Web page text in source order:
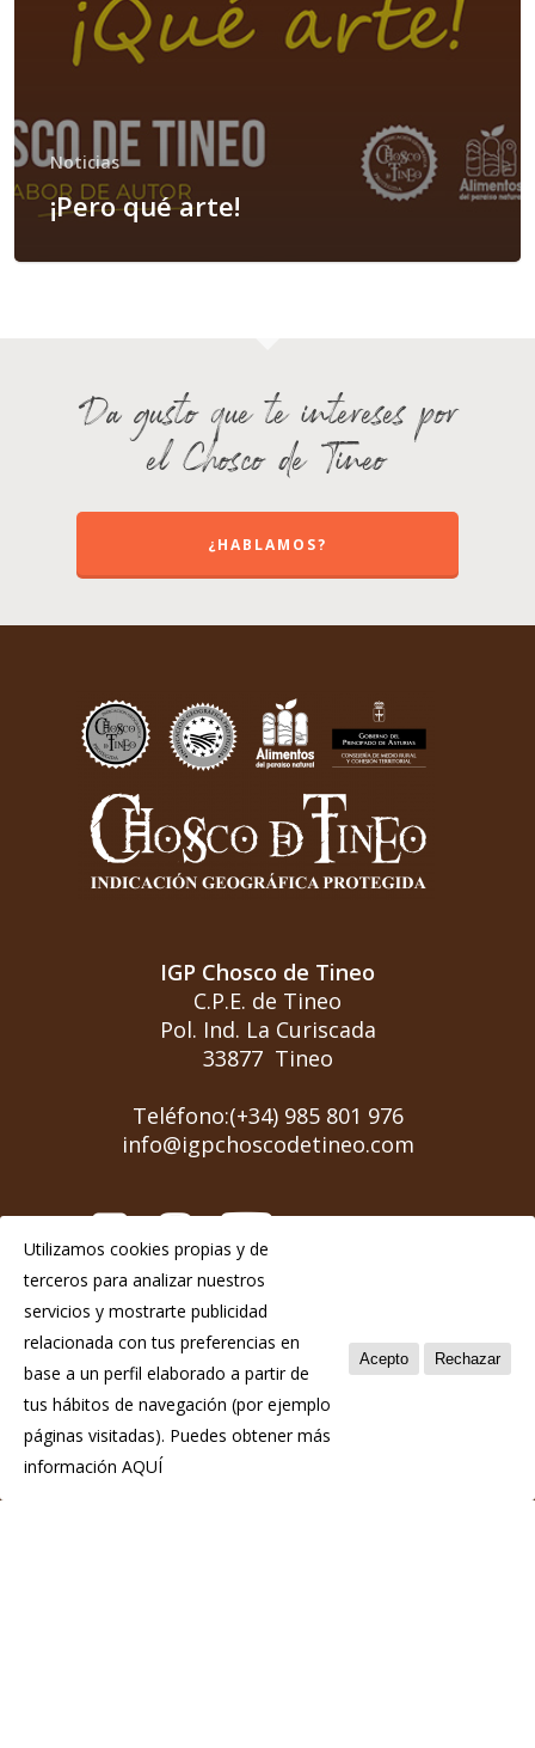
Noticias
¡Pero qué arte!
Da gusto que te intereses por
el Chosco de Tineo
¿HABLAMOS?
IGP Chosco de Tineo
C.P.E. de Tineo
Pol. Ind. La Curiscada
33877 Tineo
Teléfono:(+34) 985 801 976
info@igpchoscodetineo.com
Aviso Legal
Política de privacidad
Política de cookies
Utilizamos cookies propias y de
terceros para analizar nuestros
servicios y mostrarte publicidad
relacionada con tus preferencias en
base a un perfil elaborado a partir de
tus hábitos de navegación (por ejemplo
páginas visitadas). Puedes obtener más
información AQUÍ
Acepto Rechazar